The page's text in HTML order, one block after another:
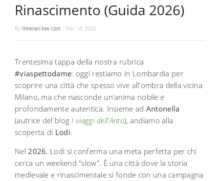
Rinascimento (Guida 2026)
By Itinerari low cost - Mar 18, 2026
Trentesima tappa della nostra rubrica
#viaspettodame: oggi restiamo in Lombardia per
scoprire una città che spesso vive all'ombra della vicina
Milano, ma che nasconde un'anima nobile e
profondamente autentica. Insieme ad Antonella
(autrice del blogI viaggi dell'Anto), andiamo alla
scoperta di Lodi.
Nel2026, Lodi si conferma una meta perfetta per chi
cerca un weekend "slow". È una città dove la storia
medievale e rinascimentale si fonde con una campagna